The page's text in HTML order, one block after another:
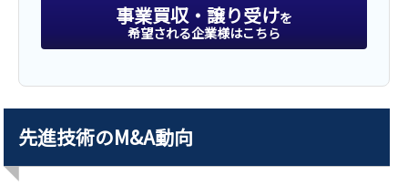
事業買収・譲り受けを
希望される企業様はこちら
先進技術のM&A動向